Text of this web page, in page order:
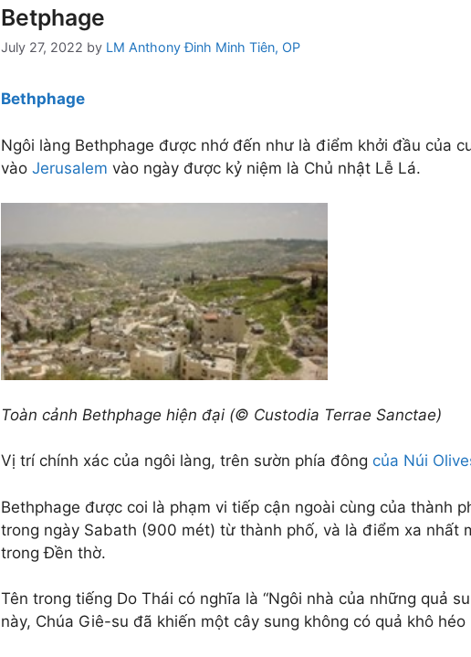
Betphage
July 27, 2022 by LM Anthony Đinh Minh Tiên, OP
Bethphage
Ngôi làng Bethphage được nhớ đến như là điểm khởi đầu của
vào Jerusalem vào ngày được kỷ niệm là Chủ nhật Lễ Lá.
Toàn cảnh Bethphage hiện đại (© Custodia Terrae Sanctae)
Vị trí chính xác của ngôi làng, trên sườn phía đông của Núi
Bethphage được coi là phạm vi tiếp cận ngoài cùng của thành
trong ngày Sabath (900 mét) từ thành phố, và là điểm xa nhất
trong Đền thờ.
Tên trong tiếng Do Thái có nghĩa là “Ngôi nhà của những quả
này, Chúa Giê-su đã khiến một cây sung không có quả khô